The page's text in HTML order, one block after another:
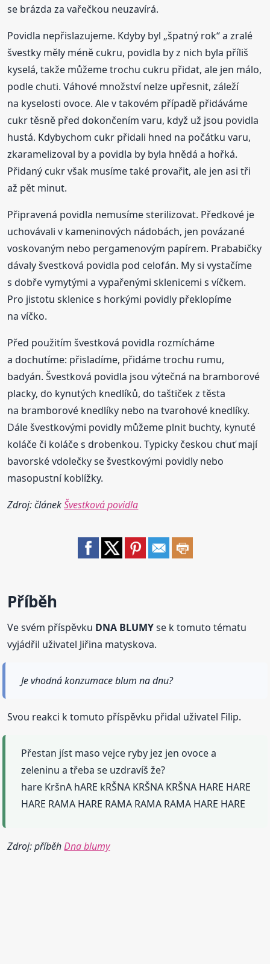
se brázda za vařečkou neuzavírá.
Povidla nepřislazujeme. Kdyby byl „špatný rok“ a zralé
švestky měly méně cukru, povidla by z nich byla příliš
kyselá, takže můžeme trochu cukru přidat, ale jen málo,
podle chuti. Váhové množství nelze upřesnit, záleží
na kyselosti ovoce. Ale v takovém případě přidáváme
cukr těsně před dokončením varu, když už jsou povidla
hustá. Kdybychom cukr přidali hned na počátku varu,
zkaramelizoval by a povidla by byla hnědá a hořká.
Přidaný cukr však musíme také provařit, ale jen asi tři
až pět minut.
Připravená povidla nemusíme sterilizovat. Předkové je
uchovávali v kameninových nádobách, jen povázané
voskovaným nebo pergamenovým papírem. Prababičky
dávaly švestková povidla pod celofán. My si vystačíme
s dobře vymytými a vypařenými sklenicemi s víčkem.
Pro jistotu sklenice s horkými povidly překlopíme
na víčko.
Před použitím švestková povidla rozmícháme
a dochutíme: přisladíme, přidáme trochu rumu,
badyán. Švestková povidla jsou výtečná na bramborové
placky, do kynutých knedlíků, do taštiček z těsta
na bramborové knedlíky nebo na tvarohové knedlíky.
Dále švestkovými povidly můžeme plnit buchty, kynuté
koláče či koláče s drobenkou. Typicky českou chuť mají
bavorské vdolečky se švestkovými povidly nebo
masopustní koblížky.
Zdroj: článekŠvestková povidla
Příběh
Ve svém příspěvku DNA BLUMYse k tomuto tématu
vyjádřil uživatel Jiřina matyskova.
Je vhodná konzumace blum na dnu?
Svou reakci k tomuto příspěvku přidal uživatel Filip.
Přestan jíst maso vejce ryby jez jen ovoce a
zeleninu a třeba se uzdravíš že?
hare KršnA hARE kRŠNA KRŠNA KRŠNA HARE HARE
HARE RAMA HARE RAMA RAMA RAMA HARE HARE
Zdroj: příběhDna blumy